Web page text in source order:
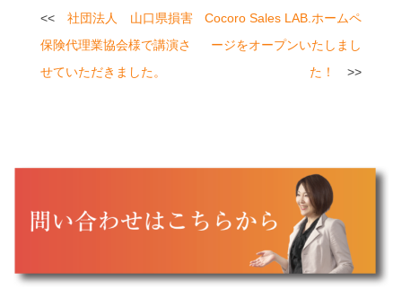
投
稿
ナ
ー
ョ
社団法人 山口県損害
保険代理業協会様で講演さ
せていただきました。
Cocoro Sales LAB.ホームペ
ージをオープンいたしまし
た！